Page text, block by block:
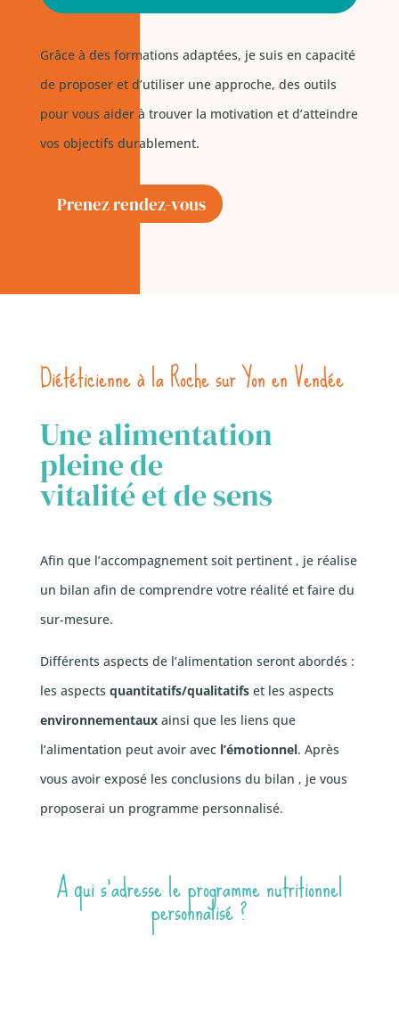
Grâce à des formations adaptées, je suis en capacité
de proposer et d’utiliser une approche, des outils
pour vous aider à trouver la motivation et d’atteindre
vos objectifs durablement.
Prenez rendez-vous
Diététicienne à la Roche sur Yon en Vendée
Une alimentation
pleine de
vitalité et de sens
Afin que l’accompagnement soit pertinent , je réalise
un bilan afin de comprendre votre réalité et faire du
sur-mesure.
Différents aspects de l’alimentation seront abordés :
les aspects quantitatifs/qualitatifset les aspects
environnementauxainsi que les liens que
l’alimentation peut avoir avec l’émotionnel. Après
vous avoir exposé les conclusions du bilan , je vous
proposerai un programme personnalisé.
A qui s’adresse le programme nutritionnel
personnalisé ?